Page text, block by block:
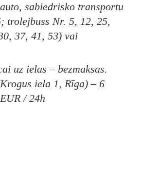
sabiedrisko transportu
trolejbuss Nr. 5, 12, 25,
37, 41, 53) vai
uz ielas – bezmaksas.
iela 1, Rīga) – 6
/ 24h